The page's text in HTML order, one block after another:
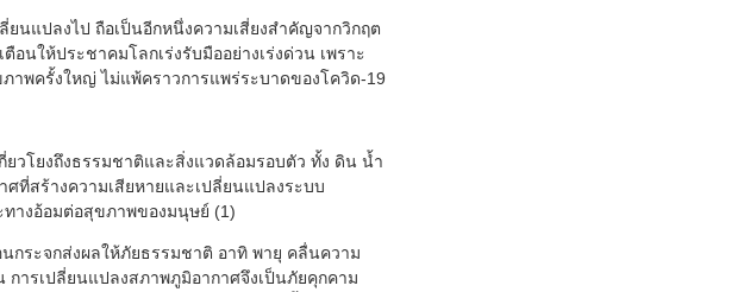
นแปลงไป ถือเป็นอีกหนึ่งความเสี่ยงสำคัญจากวิกฤต
นให้ประชาคมโลกเร่งรับมืออย่างเร่งด่วน เพราะ
าพครั้งใหญ่ ไม่แพ้คราวการแพร่ระบาดของโควิด-19
ยวโยงถึงธรรมชาติและสิ่งแวดล้อมรอบตัว ทั้ง ดิน น้ำ
ที่สร้างความเสียหายและเปลี่ยนแปลงระบบ
างอ้อมต่อสุขภาพของมนุษย์ (1)
กระจกส่งผลให้ภัยธรรมชาติ อาทิ พายุ คลื่นความ
ารเปลี่ยนแปลงสภาพภูมิอากาศจึงเป็นภัยคุกคาม